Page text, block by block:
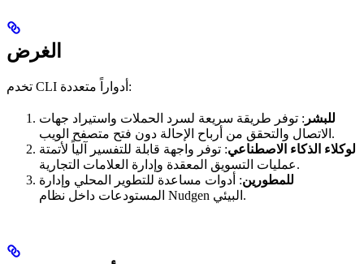
الغرض
تخدم CLI أدواراً متعددة:
للبشر : توفر طريقة سريعة لسرد الحملات واستيراد جهات
الاتصال والتحقق من أرباح الإحالة دون فتح متصفح الويب.
لوكلاء الذكاء الاصطناعي: توفر واجهة قابلة للتفسير آلياً لأتمتة
عمليات التسويق المعقدة وإدارة العلامات التجارية.
للمطورين: أدوات مساعدة للتطوير المحلي وإدارة
المستودعات داخل نظام Nudgen البيئي.